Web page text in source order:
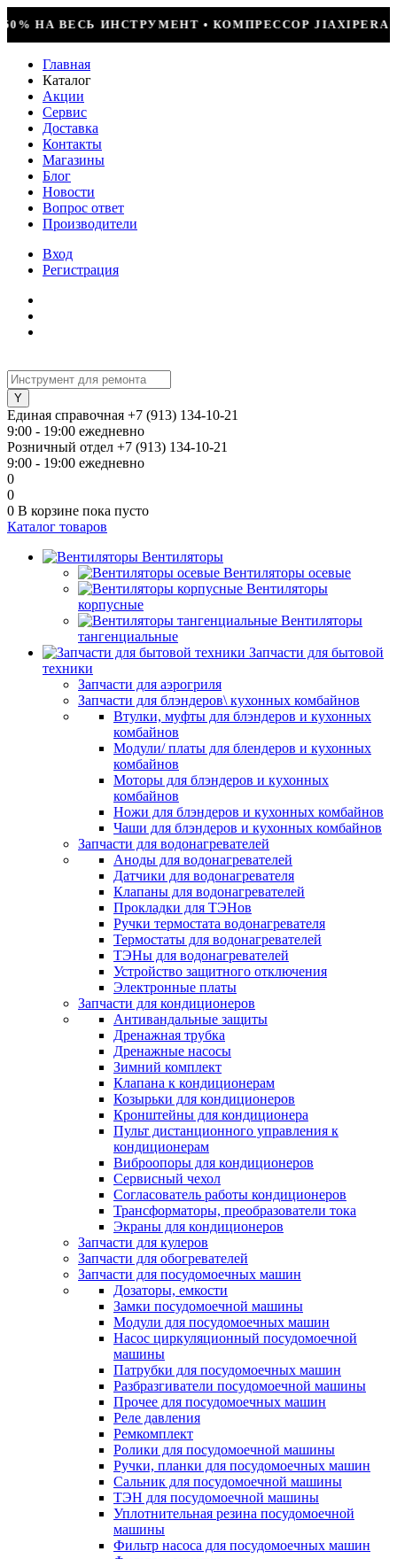
JIAXIPERA T1114YB, 170ВТ, R-600 =
Главная
Каталог
Акции
Сервис
Доставка
Контакты
Магазины
Блог
Новости
Вопрос ответ
Производители
Вход
Регистрация
Единая справочная +7 (913) 134-10-21
9:00 - 19:00 ежедневно
Розничный отдел +7 (913) 134-10-21
9:00 - 19:00 ежедневно
0
0
0 В корзине пока пусто
Каталог товаров
Вентиляторы
Вентиляторы осевые
Вентиляторы
корпусные
Вентиляторы
тангенциальные
Запчасти для бытовой
техники
Запчасти для аэрогриля
Запчасти для блэндеров\ кухонных комбайнов
Втулки, муфты для блэндеров и кухонных
комбайнов
Модули/ платы для блендеров и кухонных
комбайнов
Моторы для блэндеров и кухонных
комбайнов
Ножи для блэндеров и кухонных комбайнов
Чаши для блэндеров и кухонных комбайнов
Запчасти для водонагревателей
Аноды для водонагревателей
Датчики для водонагревателя
Клапаны для водонагревателей
Прокладки для ТЭНов
Ручки термостата водонагревателя
Термостаты для водонагревателей
ТЭНы для водонагревателей
Устройство защитного отключения
Электронные платы
Запчасти для кондиционеров
Антивандальные защиты
Дренажная трубка
Дренажные насосы
Зимний комплект
Клапана к кондиционерам
Козырьки для кондиционеров
Кронштейны для кондиционера
Пульт дистанционного управления к
кондиционерам
Виброопоры для кондиционеров
Сервисный чехол
Согласователь работы кондиционеров
Трансформаторы, преобразователи тока
Экраны для кондиционеров
Запчасти для кулеров
Запчасти для обогревателей
Запчасти для посудомоечных машин
Дозаторы, емкости
Замки посудомоечной машины
Модули для посудомоечных машин
Насос циркуляционный посудомоечной
машины
Патрубки для посудомоечных машин
Разбразгиватели посудомоечной машины
Прочее для посудомоечных машин
Реле давления
Ремкомплект
Ролики для посудомоечной машины
Ручки, планки для посудомоечных машин
Сальник для посудомоечной машины
ТЭН для посудомоечной машины
Уплотнительная резина посудомоечной
машины
Фильтр насоса для посудомоечных машин